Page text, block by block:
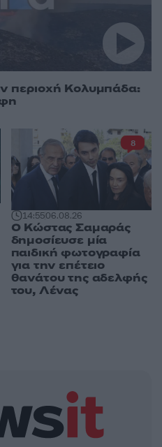
περιοχή Κολυμπάδα:
14:5506.08.26
Ο Κώστας Σαμαράς
δημοσίευσε μία
παιδική φωτογραφία
για την επέτειο
θανάτου της αδελφής
του, Λένας
8